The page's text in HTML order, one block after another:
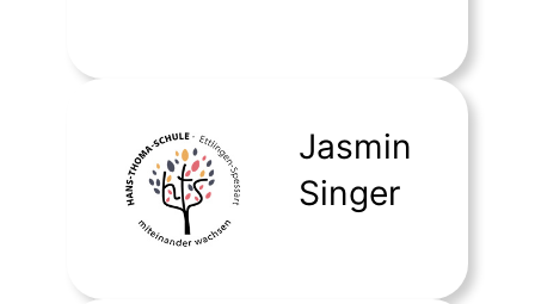
Jasmin
Singer